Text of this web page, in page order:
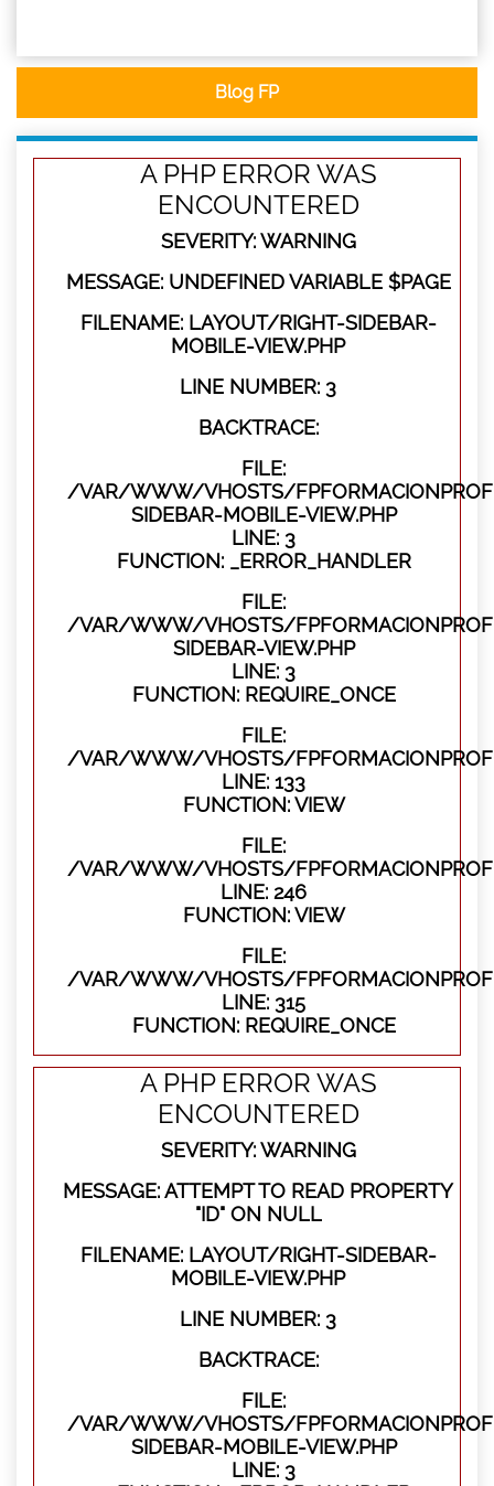
Blog FP
A PHP ERROR WAS
ENCOUNTERED
SEVERITY: WARNING
MESSAGE: UNDEFINED VARIABLE $PAGE
FILENAME: LAYOUT/RIGHT-SIDEBAR-
MOBILE-VIEW.PHP
LINE NUMBER: 3
BACKTRACE:
FILE:
/VAR/WWW/VHOSTS/
SIDEBAR-MOBILE-VIEW.PHP
LINE: 3
FUNCTION: _ERROR_HANDLER
FILE:
/VAR/WWW/VHOSTS/
SIDEBAR-VIEW.PHP
LINE: 3
FUNCTION: REQUIRE_ONCE
FILE:
/VAR/WWW/VHOSTS/
LINE: 133
FUNCTION: VIEW
FILE:
/VAR/WWW/VHOSTS/
LINE: 246
FUNCTION: VIEW
FILE:
/VAR/WWW/VHOSTS/
LINE: 315
FUNCTION: REQUIRE_ONCE
A PHP ERROR WAS
ENCOUNTERED
SEVERITY: WARNING
MESSAGE: ATTEMPT TO READ PROPERTY
"ID" ON NULL
FILENAME: LAYOUT/RIGHT-SIDEBAR-
MOBILE-VIEW.PHP
LINE NUMBER: 3
BACKTRACE:
FILE:
/VAR/WWW/VHOSTS/
SIDEBAR-MOBILE-VIEW.PHP
LINE: 3